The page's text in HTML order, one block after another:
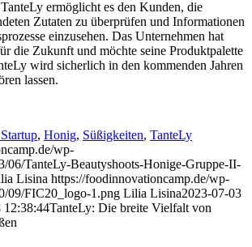
ermöglicht es den Kunden, die
Zutaten zu überprüfen und Informationen
einzusehen. Das Unternehmen hat
die Zukunft und möchte seine Produktpalette
wird sicherlich in den kommenden Jahren
lassen.
, Honig, Süßigkeiten, TanteLy
wp-
06/TanteLy-Beautyshoots-Honige-Gruppe-II-
Lisina https://foodinnovationcamp.de/wp-
09/FIC20_logo-1.png Lilia Lisina2023-07-03
12:38:44TanteLy: Die breite Vielfalt von